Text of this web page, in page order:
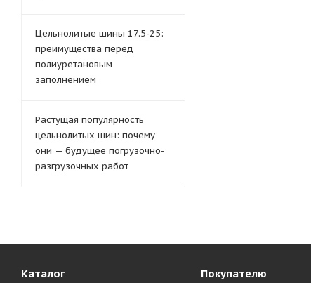
Цельнолитые шины 17.5-25:
преимущества перед
полиуретановым
заполнением
Растущая популярность
цельнолитых шин: почему
они — будущее погрузочно-
разгрузочных работ
Каталог Покупателю